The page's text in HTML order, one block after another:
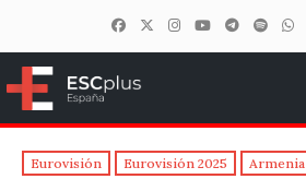
ESCplus España
Eurovisión Eurovisión 2025 Armenia